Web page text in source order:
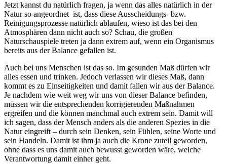
Jetzt kannst du natürlich fragen, ja wenn das alles natürlich in der
Natur so angeordnet ist, dass diese Ausscheidungs- bzw.
Reinigungsprozesse natürlich ablaufen, wieso ist das bei den
Atmosphären dann nicht auch so? Schau, die großen
Naturschauspiele treten ja dann extrem auf, wenn ein Organismus
bereits aus der Balance gefallen ist.
Auch bei uns Menschen ist das so. Im gesunden Maß dürfen wir
alles essen und trinken. Jedoch verlassen wir dieses Maß, dann
kommt es zu Einseitigkeiten und damit fallen wir aus der Balance.
Je nachdem wie weit weg wir uns von dieser Balance befinden,
müssen wir die entsprechenden korrigierenden Maßnahmen
ergreifen und die können manchmal auch extrem sein. Damit will
ich sagen, dass der Mensch anders als die anderen Spezies in die
Natur eingreift – durch sein Denken, sein Fühlen, seine Worte und
sein Handeln. Damit ist ihm ja auch die Krone zuteil geworden,
ohne dass es uns damit auch bewusst geworden wäre, welche
Verantwortung damit einher geht.